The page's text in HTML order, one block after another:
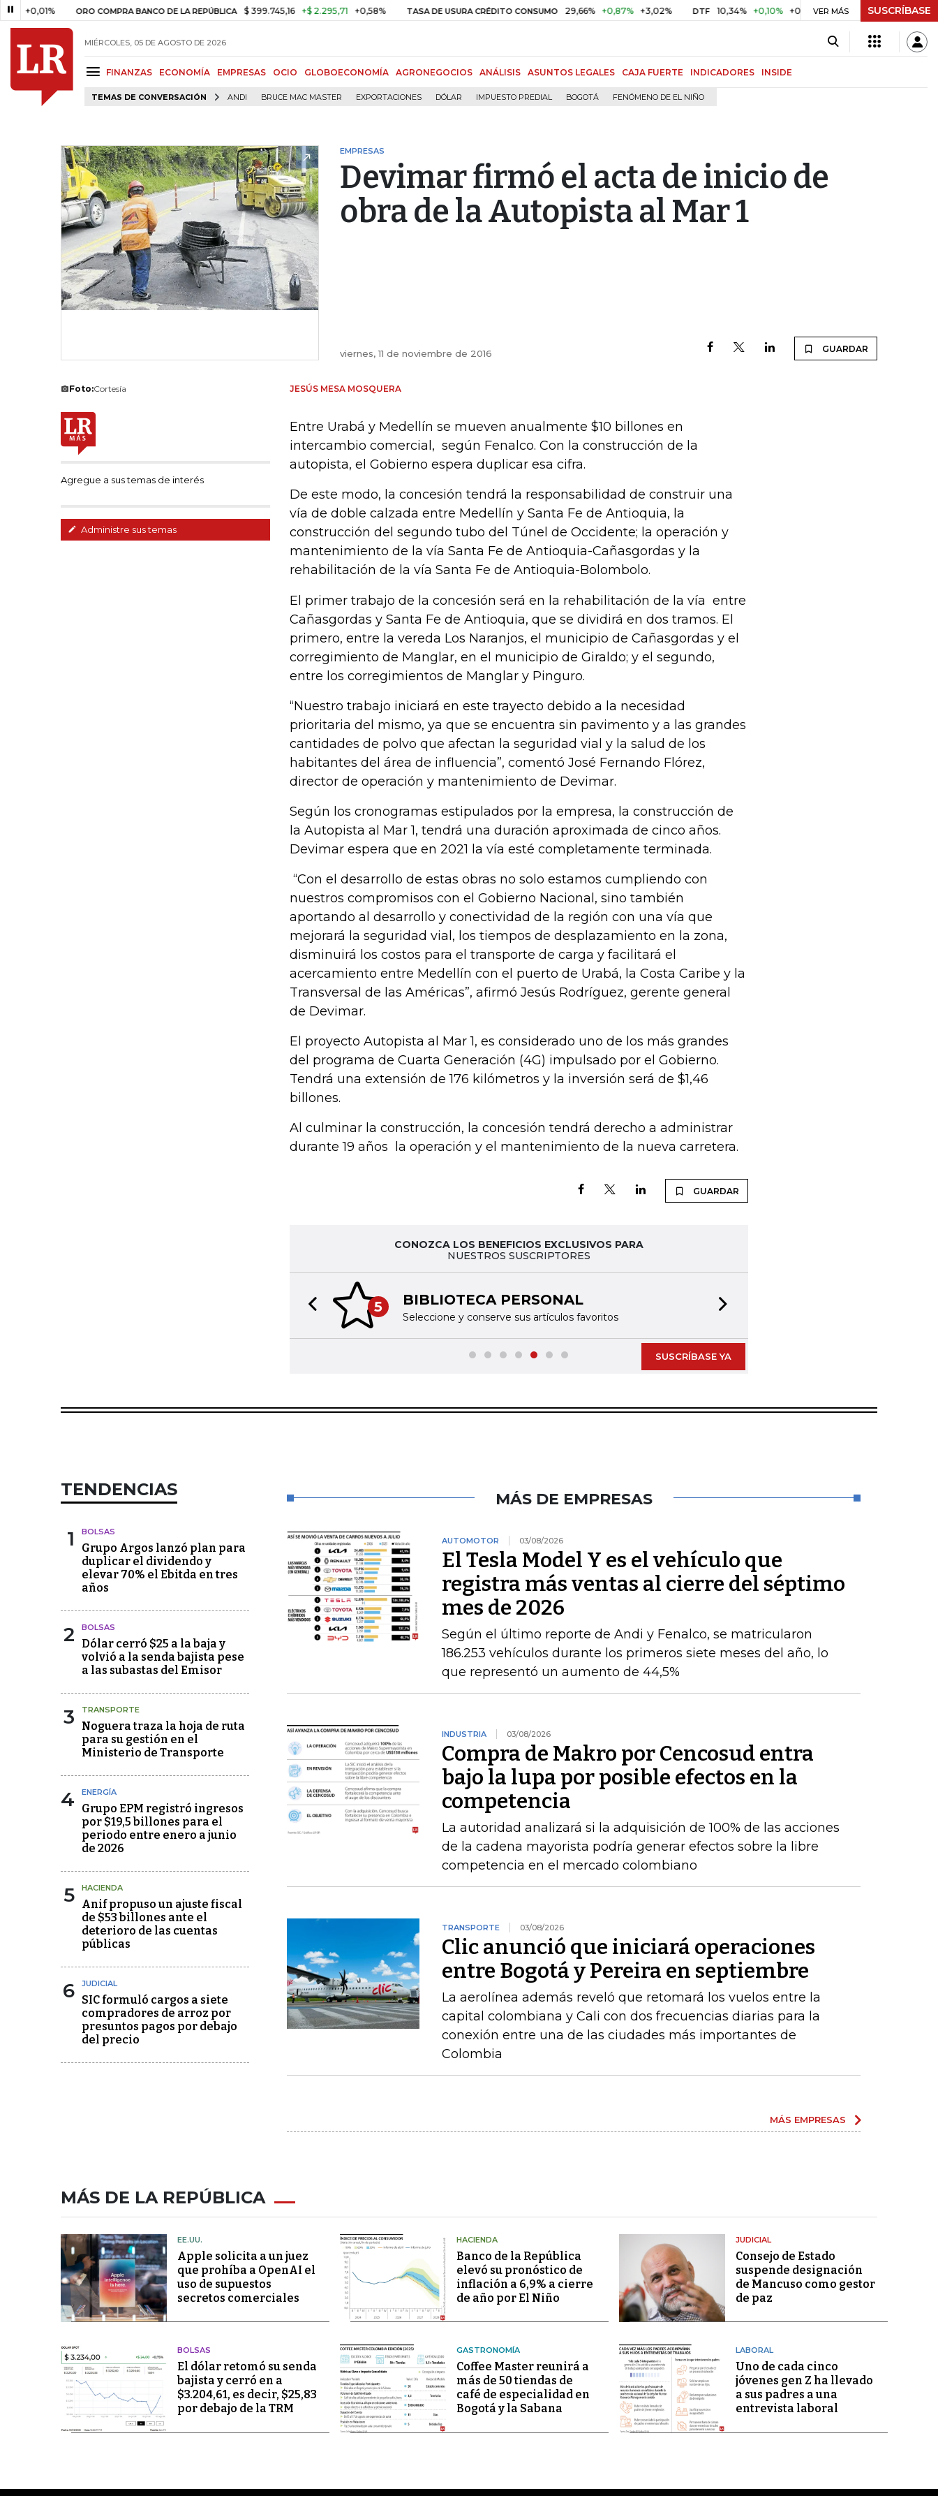
ORO COMPRA BANCO DE LA REPÚBLICA $ 399.745,16 +$ 2.295,71 +0,58% TASA DE USURA CRÉDITO CONSUMO 29,66% +0,87% +3,02% DTF 10,34% +0,10% +0,98% UVR $ 416,81 +$ 0,05 +0,01%
VER MÁS SUSCRÍBASE
MIÉRCOLES, 05 DE AGOSTO DE 2026
FINANZAS ECONOMÍA EMPRESAS OCIO GLOBOECONOMÍA AGRONEGOCIOS ANÁLISIS ASUNTOS LEGALES CAJA FUERTE INDICADORES INSIDE
TEMAS DE CONVERSACIÓN ANDI BRUCE MAC MASTER EXPORTACIONES DÓLAR IMPUESTO PREDIAL BOGOTÁ FENÓMENO DE EL NIÑO
EMPRESAS
Devimar firmó el acta de inicio de
obra de la Autopista al Mar 1
viernes, 11 de noviembre de 2016 GUARDAR
Foto:Cortesía
Agregue a sus temas de interés
Administre sus temas
JESÚS MESA MOSQUERA
Entre Urabá y Medellín se mueven anualmente $10 billones en
intercambio comercial, según Fenalco. Con la construcción de la
autopista, el Gobierno espera duplicar esa cifra.
De este modo, la concesión tendrá la responsabilidad de construir una
vía de doble calzada entre Medellín y Santa Fe de Antioquia, la
construcción del segundo tubo del Túnel de Occidente; la operación y
mantenimiento de la vía Santa Fe de Antioquia-Cañasgordas y la
rehabilitación de la vía Santa Fe de Antioquia-Bolombolo.
El primer trabajo de la concesión será en la rehabilitación de la vía entre
Cañasgordas y Santa Fe de Antioquia, que se dividirá en dos tramos. El
primero, entre la vereda Los Naranjos, el municipio de Cañasgordas y el
corregimiento de Manglar, en el municipio de Giraldo; y el segundo,
entre los corregimientos de Manglar y Pinguro.
“Nuestro trabajo iniciará en este trayecto debido a la necesidad
prioritaria del mismo, ya que se encuentra sin pavimento y a las grandes
cantidades de polvo que afectan la seguridad vial y la salud de los
habitantes del área de influencia”, comentó José Fernando Flórez,
director de operación y mantenimiento de Devimar.
Según los cronogramas estipulados por la empresa, la construcción de
la Autopista al Mar 1, tendrá una duración aproximada de cinco años.
Devimar espera que en 2021 la vía esté completamente terminada.
“Con el desarrollo de estas obras no solo estamos cumpliendo con
nuestros compromisos con el Gobierno Nacional, sino también
aportando al desarrollo y conectividad de la región con una vía que
mejorará la seguridad vial, los tiempos de desplazamiento en la zona,
disminuirá los costos para el transporte de carga y facilitará el
acercamiento entre Medellín con el puerto de Urabá, la Costa Caribe y la
Transversal de las Américas”, afirmó Jesús Rodríguez, gerente general
de Devimar.
El proyecto Autopista al Mar 1, es considerado uno de los más grandes
del programa de Cuarta Generación (4G) impulsado por el Gobierno.
Tendrá una extensión de 176 kilómetros y la inversión será de $1,46
billones.
Al culminar la construcción, la concesión tendrá derecho a administrar
durante 19 años la operación y el mantenimiento de la nueva carretera.
GUARDAR
CONOZCA LOS BENEFICIOS EXCLUSIVOS PARA
NUESTROS SUSCRIPTORES
5 BIBLIOTECA PERSONAL
Seleccione y conserve sus artículos favoritos
Previous slide
SUSCRÍBASE YA
TENDENCIAS
1 BOLSAS
Grupo Argos lanzó plan para
duplicar el dividendo y
elevar 70% el Ebitda en tres
años
2 BOLSAS
Dólar cerró $25 a la baja y
volvió a la senda bajista pese
a las subastas del Emisor
3 TRANSPORTE
Noguera traza la hoja de ruta
para su gestión en el
Ministerio de Transporte
4 ENERGÍA
Grupo EPM registró ingresos
por $19,5 billones para el
periodo entre enero a junio
de 2026
5 HACIENDA
Anif propuso un ajuste fiscal
de $53 billones ante el
deterioro de las cuentas
públicas
6 JUDICIAL
SIC formuló cargos a siete
compradores de arroz por
presuntos pagos por debajo
del precio
MÁS DE EMPRESAS
AUTOMOTOR 03/08/2026
El Tesla Model Y es el vehículo que
registra más ventas al cierre del séptimo
mes de 2026
Según el último reporte de Andi y Fenalco, se matricularon
186.253 vehículos durante los primeros siete meses del año, lo
que representó un aumento de 44,5%
INDUSTRIA 03/08/2026
Compra de Makro por Cencosud entra
bajo la lupa por posible efectos en la
competencia
La autoridad analizará si la adquisición de 100% de las acciones
de la cadena mayorista podría generar efectos sobre la libre
competencia en el mercado colombiano
TRANSPORTE 03/08/2026
Clic anunció que iniciará operaciones
entre Bogotá y Pereira en septiembre
La aerolínea además reveló que retomará los vuelos entre la
capital colombiana y Cali con dos frecuencias diarias para la
conexión entre una de las ciudades más importantes de
Colombia
MÁS EMPRESAS
MÁS DE LA REPÚBLICA
EE.UU.
Apple solicita a un juez
que prohíba a OpenAI el
uso de supuestos
secretos comerciales
HACIENDA
Banco de la República
elevó su pronóstico de
inflación a 6,9% a cierre
de año por El Niño
JUDICIAL
Consejo de Estado
suspende designación
de Mancuso como gestor
de paz
BOLSAS
El dólar retomó su senda
bajista y cerró en a
$3.204,61, es decir, $25,83
por debajo de la TRM
GASTRONOMÍA
Coffee Master reunirá a
más de 50 tiendas de
café de especialidad en
Bogotá y la Sabana
LABORAL
Uno de cada cinco
jóvenes gen Z ha llevado
a sus padres a una
entrevista laboral